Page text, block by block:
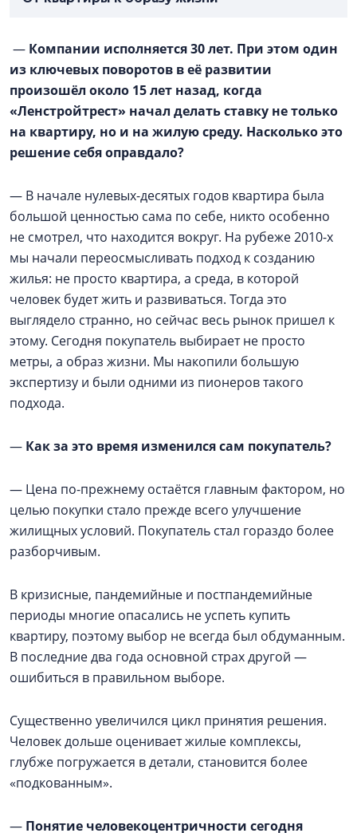
— Компании исполняется 30 лет. При этом один
из ключевых поворотов в её развитии
произошёл около 15 лет назад, когда
«Ленстройтрест» начал делать ставку не только
на квартиру, но и на жилую среду. Насколько это
решение себя оправдало?
— В начале нулевых-десятых годов квартира была
большой ценностью сама по себе, никто особенно
не смотрел, что находится вокруг. На рубеже 2010-х
мы начали переосмысливать подход к созданию
жилья: не просто квартира, а среда, в которой
человек будет жить и развиваться. Тогда это
выглядело странно, но сейчас весь рынок пришел к
этому. Сегодня покупатель выбирает не просто
метры, а образ жизни. Мы накопили большую
экспертизу и были одними из пионеров такого
подхода.
— Как за это время изменился сам покупатель?
— Цена по-прежнему остаётся главным фактором, но
целью покупки стало прежде всего улучшение
жилищных условий. Покупатель стал гораздо более
разборчивым.
В кризисные, пандемийные и постпандемийные
периоды многие опасались не успеть купить
квартиру, поэтому выбор не всегда был обдуманным.
В последние два года основной страх другой —
ошибиться в правильном выборе.
Существенно увеличился цикл принятия решения.
Человек дольше оценивает жилые комплексы,
глубже погружается в детали, становится более
«подкованным».
— Понятие человекоцентричности сегодня